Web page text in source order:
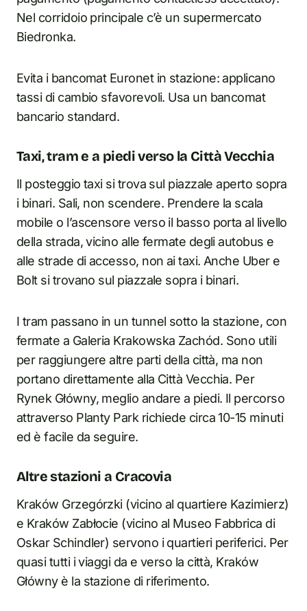
Nel corridoio principale c’è un supermercato
Biedronka.
Evita i bancomat Euronet in stazione: applicano
tassi di cambio sfavorevoli. Usa un bancomat
bancario standard.
Taxi, tram e a piedi verso la Città Vecchia
Il posteggio taxi si trova sul piazzale aperto sopra
i binari. Sali, non scendere. Prendere la scala
mobile o l’ascensore verso il basso porta al livello
della strada, vicino alle fermate degli autobus e
alle strade di accesso, non ai taxi. Anche Uber e
Bolt si trovano sul piazzale sopra i binari.
I tram passano in un tunnel sotto la stazione, con
fermate a Galeria Krakowska Zachód. Sono utili
per raggiungere altre parti della città, ma non
portano direttamente alla Città Vecchia. Per
Rynek Główny, meglio andare a piedi. Il percorso
attraverso Planty Park richiede circa 10-15 minuti
ed è facile da seguire.
Altre stazioni a Cracovia
Kraków Grzegórzki (vicino al quartiere Kazimierz)
e Kraków Zabłocie (vicino al Museo Fabbrica di
Oskar Schindler) servono i quartieri periferici. Per
quasi tutti i viaggi da e verso la città, Kraków
Główny è la stazione di riferimento.